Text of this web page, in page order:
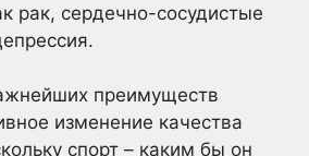
рак, сердечно-сосудистые
преимуществ
изменение качества
спорт – каким бы он